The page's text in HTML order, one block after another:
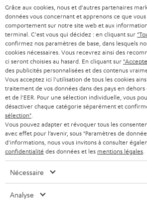
AUTRES PAYS
Mentions légales
Politique de confidentialité
Paramètres de confidentialité
EU Data Act
Grâce aux cookies, nous et d'autres partenaires
données vous concernant et apprenons ce que
comportement sur notre site web et aux
terminal. C'est vous qui décidez : en cliquant sur
confirmez nos paramètres de base, dans lesquels
cookies nécessaires. Vous recevrez ainsi des
ci seront choisies au hasard. En cliquant sur
des publicités personnalisées et des contenus
Vous acceptez ici l'utilisation de tous les cookies
traitement de vos données dans des pays en
et de l'EER. Pour une sélection individuelle, vous
désactiver chaque catégorie séparément et
sélection"
Vous pouvez adapter et révoquer tous les
avec effet pour l’avenir, sous "Paramètres de
d'informations, nous vous invitons à consulter
confidentialité des données et les mentions légales
Nécessaire
Analyse